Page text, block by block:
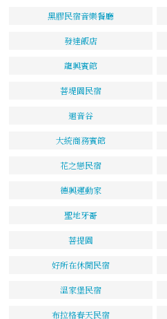
黑膠民宿音樂餐廳
發達飯店
龍興賓館
菩堤園民宿
迴音谷
大統商務賓館
花之戀民宿
德興運動家
聖地牙哥
菩提園
好所在休閒民宿
溫家堡民宿
布拉格春天民宿